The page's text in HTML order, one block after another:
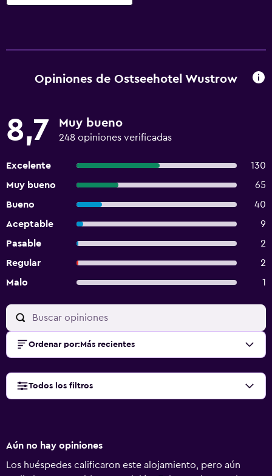
Opiniones de Ostseehotel Wustrow
8,7 Muy bueno
248 opiniones verificadas
Excelente
130
Muy bueno
65
Bueno
40
Aceptable
9
Pasable
2
Regular
2
Malo
1
Ordenar por: Más recientes
Todos los filtros
Aún no hay opiniones
Los huéspedes calificaron este alojamiento, pero aún